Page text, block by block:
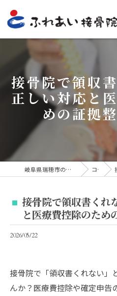
接骨院で領収
正しい対応と
めの証拠
岐阜県瑞穂市の接骨院ならふれあい接骨院 コラム
接骨院で領収書くれ
と医療費控除のため
2026/05/22
接骨院で「領収書くれない」
んか？医療費控除や確定申告